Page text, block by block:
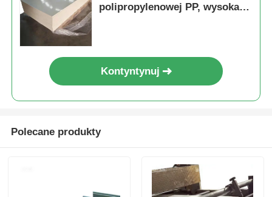
polipropylenowej PP, wysoka,
Kontyntynuj
Polecane produkty